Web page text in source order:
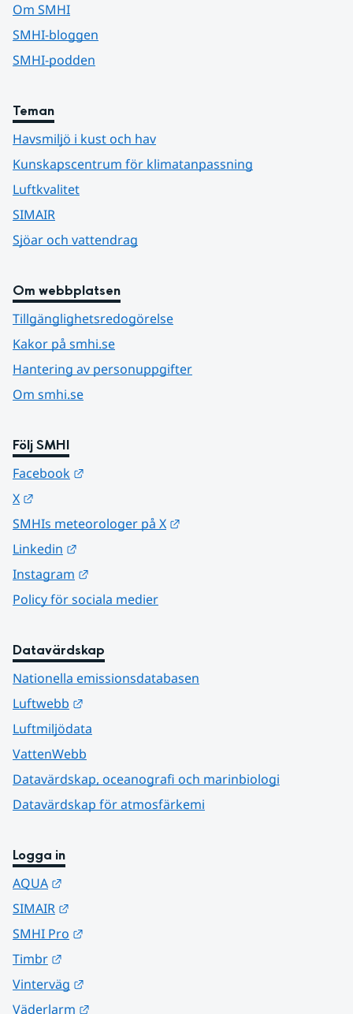
Om SMHI
SMHI-bloggen
SMHI-podden
Teman
Havsmiljö i kust och hav
Kunskapscentrum för klimatanpassning
Luftkvalitet
SIMAIR
Sjöar och vattendrag
Om webbplatsen
Tillgänglighetsredogörelse
Kakor på smhi.se
Hantering av personuppgifter
Om smhi.se
Följ SMHI
Facebook
X
SMHIs meteorologer på X
Linkedin
Instagram
Policy för sociala medier
Datavärdskap
Nationella emissionsdatabasen
Luftwebb
Luftmiljödata
VattenWebb
Datavärdskap, oceanografi och marinbiologi
Datavärdskap för atmosfärkemi
Logga in
AQUA
SIMAIR
SMHI Pro
Timbr
Vinterväg
Väderlarm